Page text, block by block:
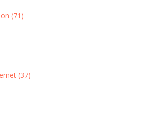
(71)
(37)